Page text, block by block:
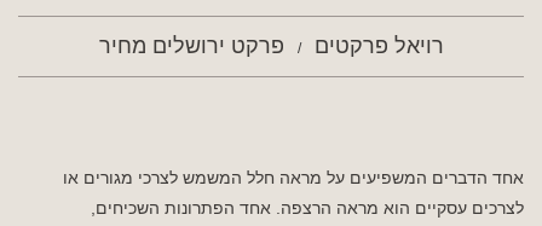
רויאל פרקטים פרקט ירושלים מחיר
אחד הדברים המשפיעים על מראה חלל המשמש לצרכי מגורים או
לצרכים עסקיים הוא מראה הרצפה. אחד הפתרונות השכיחים,